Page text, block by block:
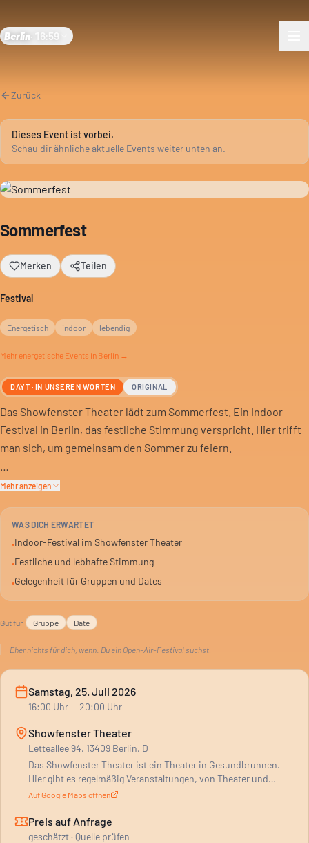
Berlin 16:59
Zurück
Dieses Event ist vorbei.
Schau dir ähnliche aktuelle Events weiter unten an.
Sommerfest
Merken Teilen
Festival
Energetisch indoor lebendig
Mehr energetische Events in Berlin →
DAYT · IN UNSEREN WORTEN ORIGINAL
Das Showfenster Theater lädt zum Sommerfest. Ein Indoor-
Festival in Berlin, das festliche Stimmung verspricht. Hier trifft
man sich, um gemeinsam den Sommer zu feiern.
Die Veranstaltung ist auf eine lebhafte und feierliche
genießen wollen. Ohne Wetterkapriolen.
Das Event findet am 25. Juli 2026 statt. Von 16 bis 20 Uhr ist das
Berlin, der auf Geselligkeit setzt.
Mehr anzeigen
WAS DICH ERWARTET
•Indoor-Festival im Showfenster Theater
•Festliche und lebhafte Stimmung
•Gelegenheit für Gruppen und Dates
Gut für Gruppe Date
Eher nichts für dich, wenn: Du ein Open-Air-Festival suchst.
Samstag, 25. Juli 2026
16:00 Uhr— 20:00 Uhr
Showfenster Theater
Letteallee 94, 13409 Berlin, D
Das Showfenster Theater ist ein Theater in Gesundbrunnen.
Hier gibt es regelmäßig Veranstaltungen, von Theater und
Comedy bis zu Musik und Lesungen. Auch Community-Events
läuft vor allem am Wochenende, Donnerstag bis
Samstagabend. Aber auch nachmittags finden Events statt. Es
Auf Google Maps öffnen
Preis auf Anfrage
geschätzt · Quelle prüfen